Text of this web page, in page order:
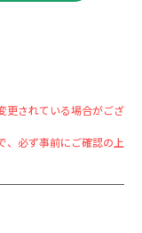
更されている場合がござ
、必ず事前にご確認の上